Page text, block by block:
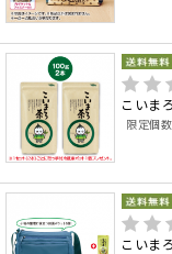
こいま
限定個
こいま